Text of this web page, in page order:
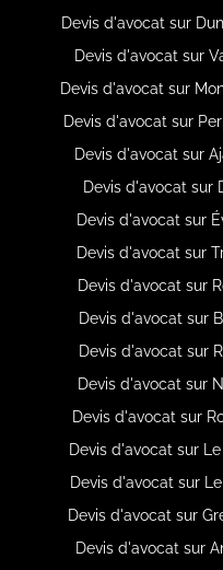
Devis d'avocat sur
Devis d'avocat sur
Devis d'avocat sur
Devis d'avocat sur
Devis d'avocat sur
Devis d'avocat sur
Devis d'avocat sur
Devis d'avocat sur
Devis d'avocat sur
Devis d'avocat sur
Devis d'avocat sur
Devis d'avocat sur
Devis d'avocat sur
Devis d'avocat sur
Devis d'avocat sur
Devis d'avocat sur
Devis d'avocat sur